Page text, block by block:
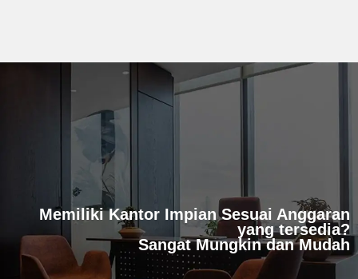
Memiliki Kantor Impian Sesuai Anggaran
yang tersedia?
Sangat Mungkin dan Mudah